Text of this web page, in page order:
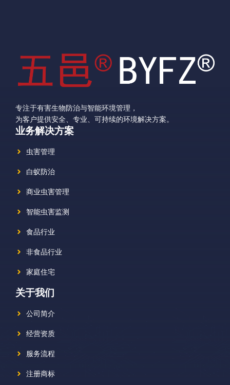
专注于有害生物防治与智能环境管理，
为客户提供安全、专业、可持续的环境解决方案。
业务解决方案
虫害管理
白蚁防治
商业虫害管理
智能虫害监测
食品行业
非食品行业
家庭住宅
关于我们
公司简介
经营资质
服务流程
注册商标